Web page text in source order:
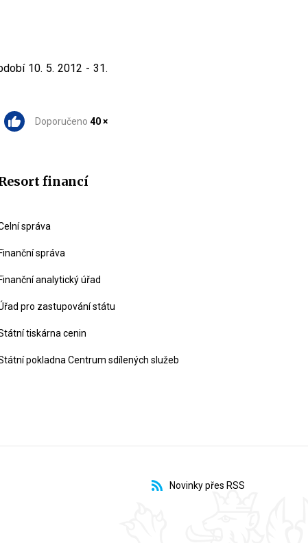
10. 5. 2012 - 31.
Doporučeno 40 ×
financí
správa
Finanční správa
Finanční analytický úřad
pro zastupování státu
tiskárna cenin
pokladna Centrum sdílených služeb
Novinky přes RSS